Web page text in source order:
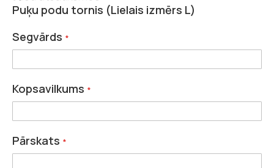
Puķu podu tornis (Lielais izmērs L)
Segvārds
Kopsavilkums
Pārskats